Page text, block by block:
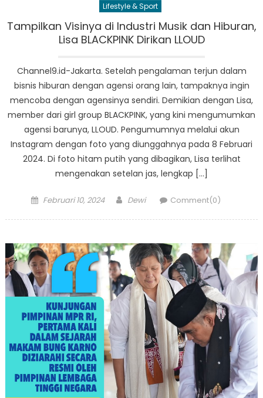
Lifestyle & Sport
Tampilkan Visinya di Industri Musik dan Hiburan,
Lisa BLACKPINK Dirikan LLOUD
Channel9.id-Jakarta. Setelah pengalaman terjun dalam
bisnis hiburan dengan agensi orang lain, tampaknya ingin
mencoba dengan agensinya sendiri. Demikian dengan Lisa,
member dari girl group BLACKPINK, yang kini mengumumkan
agensi barunya, LLOUD. Pengumumnya melalui akun
Instagram dengan foto yang diunggahnya pada 8 Februari
2024. Di foto hitam putih yang dibagikan, Lisa terlihat
mengenakan setelan jas, lengkap […]
Posted
Februari 10, 2024 Author
Dewi Comment(0)